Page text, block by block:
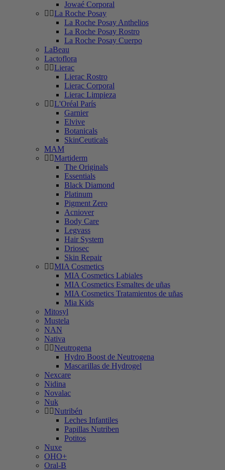
Jowaé Corporal
La Roche Posay
La Roche Posay Anthelios
La Roche Posay Rostro
La Roche Posay Cuerpo
LaBeau
Lactoflora
Lierac
Lierac Rostro
Lierac Corporal
Lierac Limpieza
L'Oréal París
Garnier
Elvive
Botanicals
SkinCeuticals
MAM
Martiderm
The Originals
Essentials
Black Diamond
Platinum
Pigment Zero
Acniover
Body Care
Legvass
Hair System
Driosec
Skin Repair
MIA Cosmetics
MIA Cosmetics Labiales
MIA Cosmetics Esmaltes de uñas
MIA Cosmetics Tratamientos de uñas
Mia Kids
Mitosyl
Mustela
NAN
Nativa
Neutrogena
Hydro Boost de Neutrogena
Mascarillas de Hydrogel
Nexcare
Nidina
Novalac
Nuk
Nutribén
Leches Infantiles
Papillas Nutriben
Potitos
Nuxe
OHO+
Oral-B